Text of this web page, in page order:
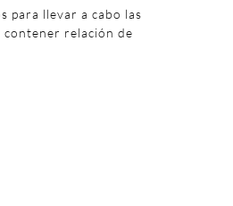
para llevar a cabo las
contener relación de